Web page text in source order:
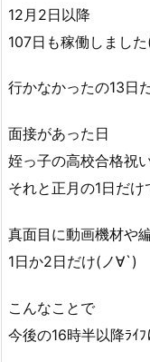
12月2日以降
107日も稼働しまし
行かなかったの13日
面接があった日
姪っ子の高校合格祝
それと正月の1日だけ
真面目に動画機材や
1日か2日だけ(ノ∀`)
こんなことで
今後の16時半以降ﾗｲ